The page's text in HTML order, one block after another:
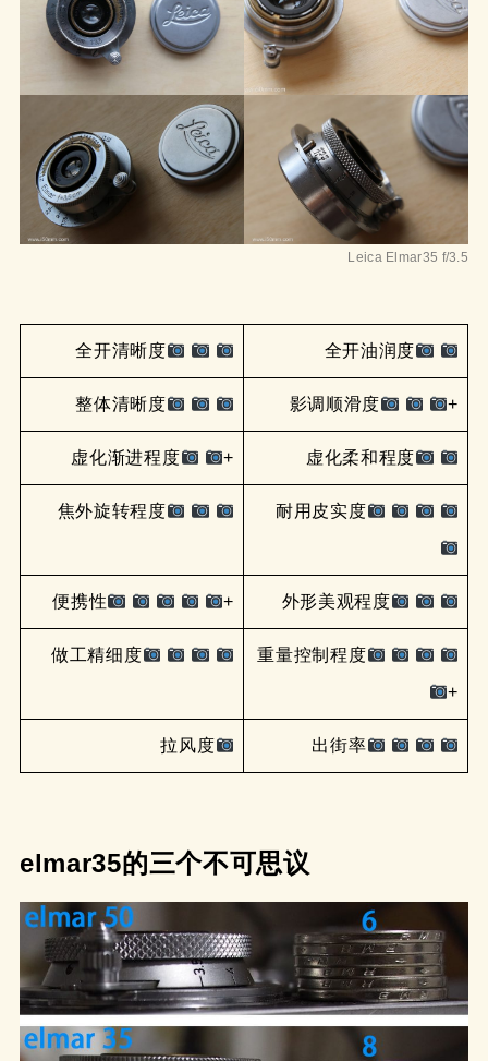
Leica Elmar35 f/3.5
全开清晰度 全开油润度
整体清晰度 影调顺滑度 +
虚化渐进程度 + 虚化柔和程度
焦外旋转程度 耐用皮实度
便携性 + 外形美观程度
做工精细度
重量控制程度
+
拉风度 出街率
elmar35的三个不可思议